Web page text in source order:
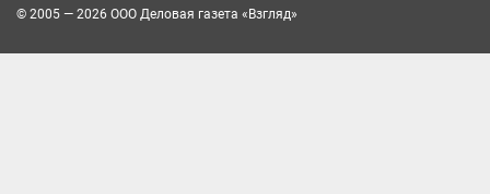
© 2005 — 2026 ООО Деловая газета «Взгляд»